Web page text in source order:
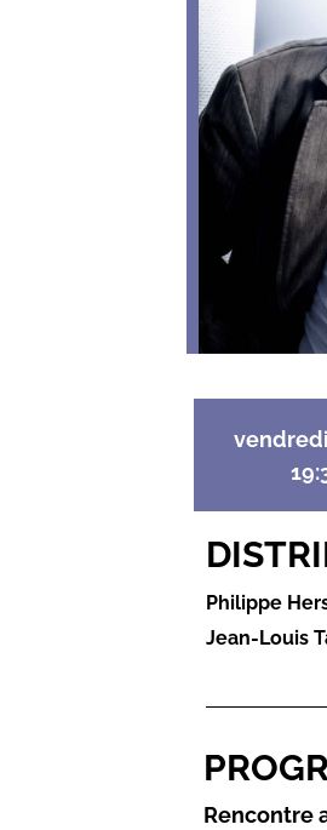
Philippe
Jean-Louis
Rencontre